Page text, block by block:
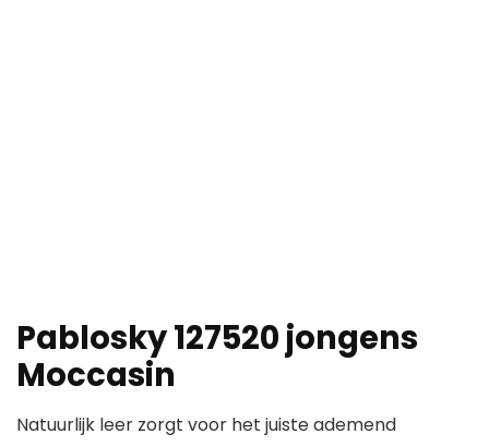
Pablosky 127520 jongens
Moccasin
Natuurlijk leer zorgt voor het juiste ademend